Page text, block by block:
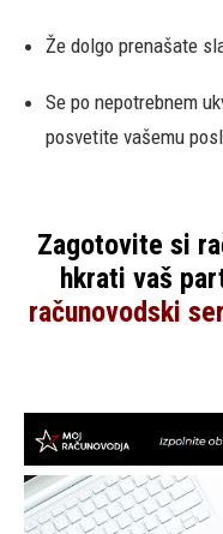
Že dolgo prenašate
Se po nepotrebnem
posvetite vašemu
Zagotovite si
hkrati vaš
računovodski